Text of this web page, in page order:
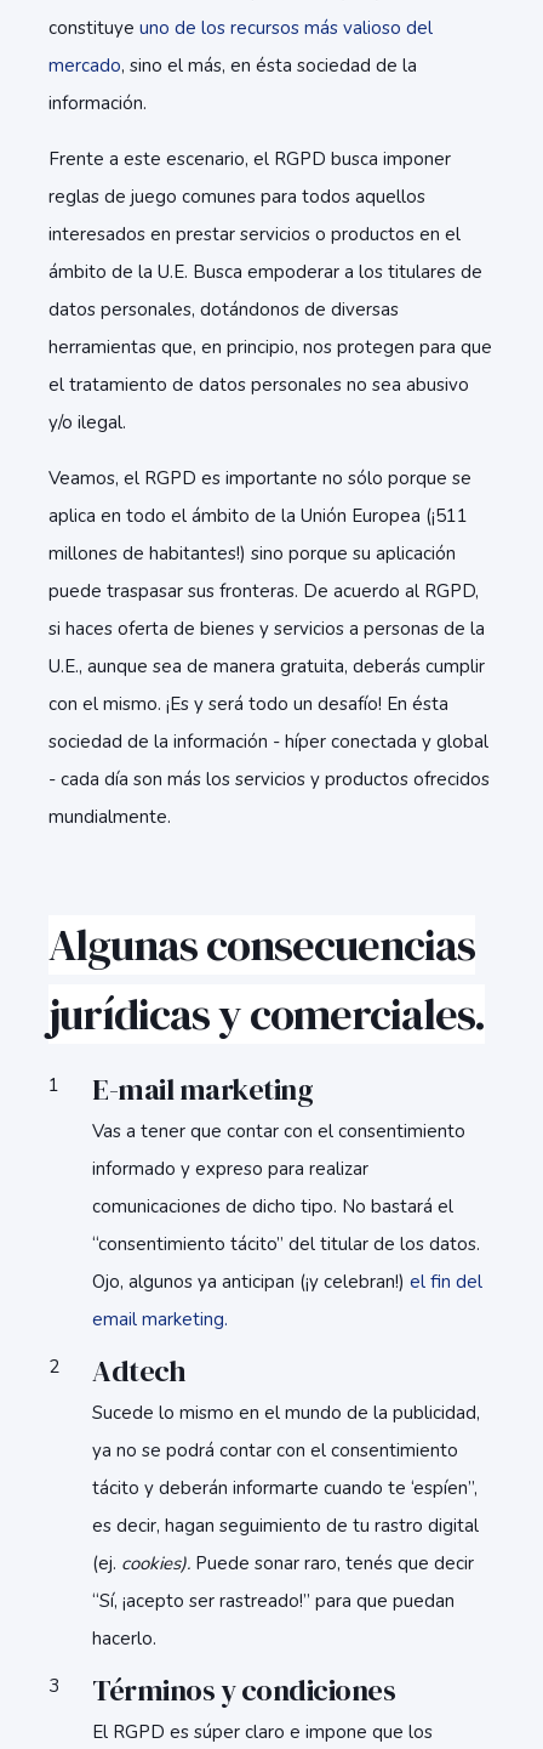
constituye uno de los recursos más valioso del
mercado, sino el más, en ésta sociedad de la
información.
Frente a este escenario, el RGPD busca imponer
reglas de juego comunes para todos aquellos
interesados en prestar servicios o productos en el
ámbito de la U.E. Busca empoderar a los titulares de
datos personales, dotándonos de diversas
herramientas que, en principio, nos protegen para que
el tratamiento de datos personales no sea abusivo
y/o ilegal.
Veamos, el RGPD es importante no sólo porque se
aplica en todo el ámbito de la Unión Europea (¡511
millones de habitantes!) sino porque su aplicación
puede traspasar sus fronteras. De acuerdo al RGPD,
si haces oferta de bienes y servicios a personas de la
U.E., aunque sea de manera gratuita, deberás cumplir
con el mismo. ¡Es y será todo un desafío! En ésta
sociedad de la información - híper conectada y global
- cada día son más los servicios y productos ofrecidos
mundialmente.
Algunas consecuencias
jurídicas y comerciales.
E-mail marketing
Vas a tener que contar con el consentimiento
informado y expreso para realizar
comunicaciones de dicho tipo. No bastará el
“consentimiento tácito” del titular de los datos.
Ojo, algunos ya anticipan (¡y celebran!) el fin del
email marketing.
Adtech
Sucede lo mismo en el mundo de la publicidad,
ya no se podrá contar con el consentimiento
tácito y deberán informarte cuando te ‘espíen”,
es decir, hagan seguimiento de tu rastro digital
(ej. cookies). Puede sonar raro, tenés que decir
“Sí, ¡acepto ser rastreado!” para que puedan
hacerlo.
Términos y condiciones
El RGPD es súper claro e impone que los